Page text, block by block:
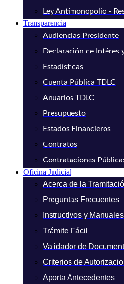
Ley Antimonopolio -
Transparencia
Audiencias Presidente
Declaración de Intéres
Estadísticas
Cuenta Pública TDLC
Anuarios TDLC
Presupuesto
Estados Financieros
Contratos
Contrataciones
Oficina Judicial
Acerca de la
Preguntas Frecuentes
Instructivos y Manuales
Trámite Fácil
Validador de
Criterios de
Aporta Antecedentes